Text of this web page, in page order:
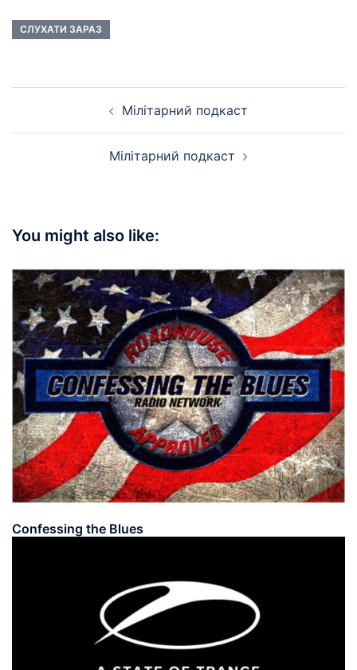
СЛУХАТИ ЗАРАЗ
Мілітарний подкаст
Мілітарний подкаст
You might also like:
Confessing the Blues